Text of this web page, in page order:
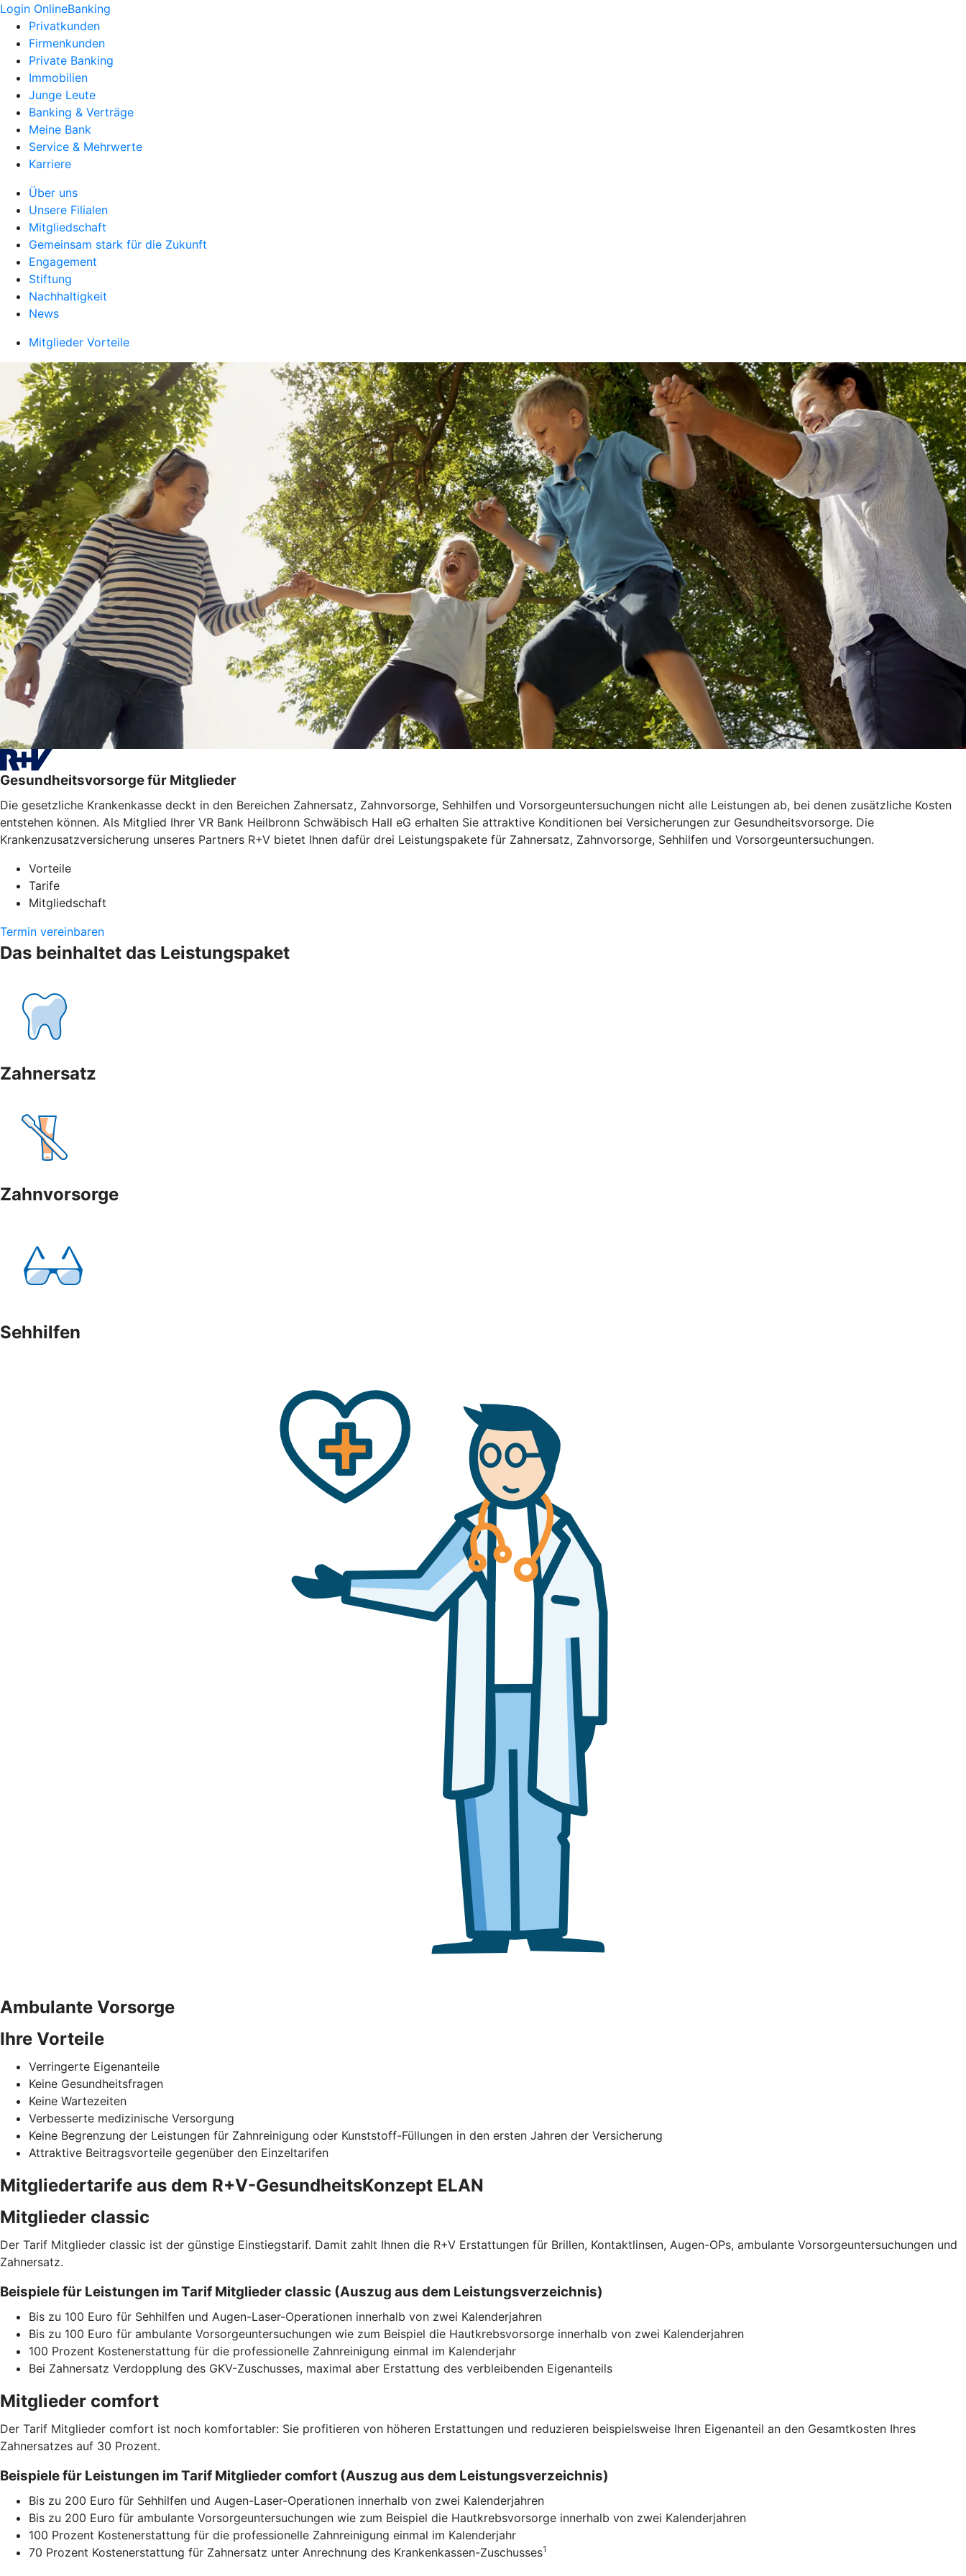
Login OnlineBanking
Privatkunden
Firmenkunden
Private Banking
Immobilien
Junge Leute
Banking & Verträge
Meine Bank
Service & Mehrwerte
Karriere
Über uns
Unsere Filialen
Mitgliedschaft
Gemeinsam stark für die Zukunft
Engagement
Stiftung
Nachhaltigkeit
News
Mitglieder Vorteile
Gesundheitsvorsorge für Mitglieder
Die gesetzliche Krankenkasse deckt in den Bereichen Zahnersatz, Zahnvorsorge, Sehhilfen und Vorsorgeuntersuchungen nicht alle Leistungen ab, bei denen zusätzliche Kosten
entstehen können. Als Mitglied Ihrer VR Bank Heilbronn Schwäbisch Hall eG erhalten Sie attraktive Konditionen bei Versicherungen zur Gesundheitsvorsorge. Die
Krankenzusatzversicherung unseres Partners R+V bietet Ihnen dafür drei Leistungspakete für Zahnersatz, Zahnvorsorge, Sehhilfen und Vorsorgeuntersuchungen.
Vorteile
Tarife
Mitgliedschaft
Termin vereinbaren
Das beinhaltet das Leistungspaket
Zahnersatz
Zahnvorsorge
Sehhilfen
Ambulante Vorsorge
Ihre Vorteile
Verringerte Eigenanteile
Keine Gesundheitsfragen
Keine Wartezeiten
Verbesserte medizinische Versorgung
Keine Begrenzung der Leistungen für Zahnreinigung oder Kunststoff-Füllungen in den ersten Jahren der Versicherung
Attraktive Beitragsvorteile gegenüber den Einzeltarifen
Mitgliedertarife aus dem R+V-GesundheitsKonzept ELAN
Mitglieder classic
Der Tarif Mitglieder classic ist der günstige Einstiegstarif. Damit zahlt Ihnen die R+V Erstattungen für Brillen, Kontaktlinsen, Augen-OPs, ambulante Vorsorgeuntersuchungen und
Zahnersatz.
Beispiele für Leistungen im Tarif Mitglieder classic (Auszug aus dem Leistungsverzeichnis)
Bis zu 100 Euro für Sehhilfen und Augen-Laser-Operationen innerhalb von zwei Kalenderjahren
Bis zu 100 Euro für ambulante Vorsorgeuntersuchungen wie zum Beispiel die Hautkrebsvorsorge innerhalb von zwei Kalenderjahren
100 Prozent Kostenerstattung für die professionelle Zahnreinigung einmal im Kalenderjahr
Bei Zahnersatz Verdopplung des GKV-Zuschusses, maximal aber Erstattung des verbleibenden Eigenanteils
Mitglieder comfort
Der Tarif Mitglieder comfort ist noch komfortabler: Sie profitieren von höheren Erstattungen und reduzieren beispielsweise Ihren Eigenanteil an den Gesamtkosten Ihres
Zahnersatzes auf 30 Prozent.
Beispiele für Leistungen im Tarif Mitglieder comfort (Auszug aus dem Leistungsverzeichnis)
Bis zu 200 Euro für Sehhilfen und Augen-Laser-Operationen innerhalb von zwei Kalenderjahren
Bis zu 200 Euro für ambulante Vorsorgeuntersuchungen wie zum Beispiel die Hautkrebsvorsorge innerhalb von zwei Kalenderjahren
100 Prozent Kostenerstattung für die professionelle Zahnreinigung einmal im Kalenderjahr
70 Prozent Kostenerstattung für Zahnersatz unter Anrechnung des Krankenkassen-Zuschusses1